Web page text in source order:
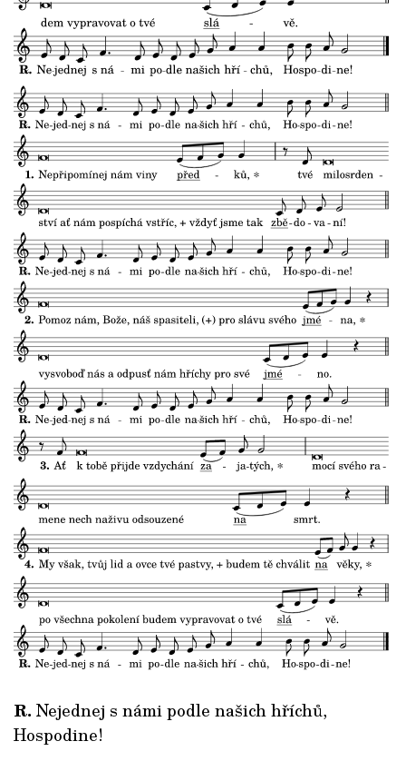
R. Nejednej s námi podle našich hříchů,
Hospodine!